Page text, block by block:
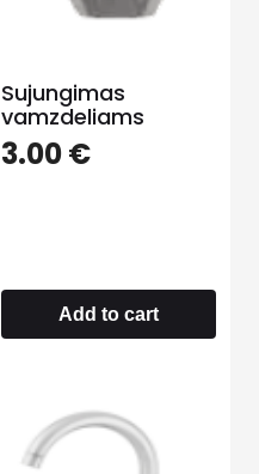
Sujungimas
vamzdeliams
3.00€
Add to cart